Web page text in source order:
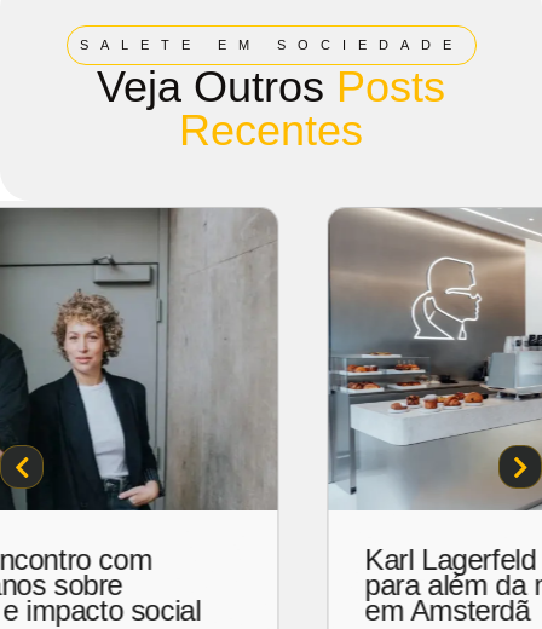
SALETE EM SOCIEDADE
Veja Outros Posts
Recentes
Karl Lagerfeld leva sua assinatura
para além da moda e inaugura café
em Amsterdã